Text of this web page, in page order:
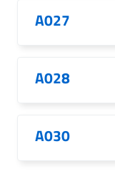
A027
A028
A030